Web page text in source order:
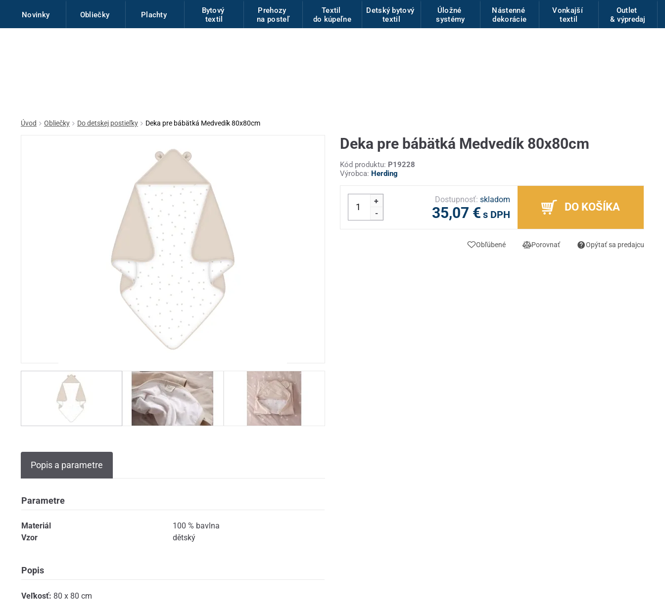
Novinky Obliečky Plachty
Bytový
textil
Prehozy
na posteľ
Textil
do kúpeľne
Detský bytový
textil
Úložné
systémy
Nástenné
dekorácie
Vonkajší
textil
Outlet
& výpredaj
Úvod Obliečky Do detskej postieľky Deka pre bábätká Medvedík 80x80cm
Popis a parametre
Parametre
Materiál
100 % bavlna
Vzor
dětský
Popis
Veľkosť: 80 x 80 cm
Deka pre bábätká Medvedík 80x80cm
Kód produktu: P19228
Výrobca: Herding
+
-
Dostupnosť: skladom
35,07 € s DPH
DO KOŠÍKA
Obľúbené Porovnať Opýtať sa predajcu